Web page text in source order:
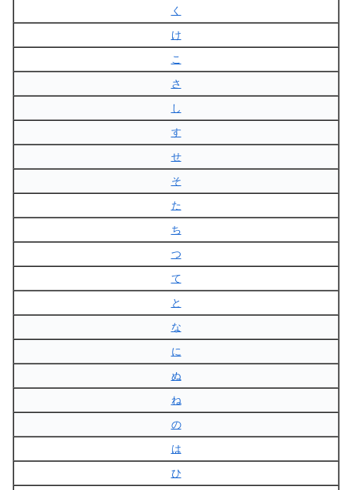
く
け
こ
さ
し
す
せ
そ
た
ち
つ
て
と
な
に
ぬ
ね
の
は
ひ